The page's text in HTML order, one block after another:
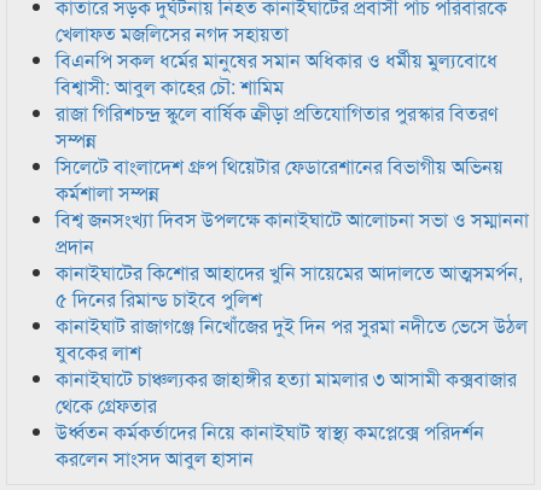
কাতারে সড়ক দুর্ঘটনায় নিহত কানাইঘাটের প্রবাসী পাঁচ পরিবারকে
খেলাফত মজলিসের নগদ সহায়তা
বিএনপি সকল ধর্মের মানুষের সমান অধিকার ও ধর্মীয় মুল্যবোধে
বিশ্বাসী: আবুল কাহের চৌ: শামিম
রাজা গিরিশচন্দ্র স্কুলে বার্ষিক ক্রীড়া প্রতিযোগিতার পুরস্কার বিতরণ
সম্পন্ন
সিলেটে বাংলাদেশ গ্রুপ থিয়েটার ফেডারেশানের বিভাগীয় অভিনয়
কর্মশালা সম্পন্ন
বিশ্ব জনসংখ্যা দিবস উপলক্ষে কানাইঘাটে আলোচনা সভা ও সম্মাননা
প্রদান
কানাইঘাটের কিশোর আহাদের খুনি সায়েমের আদালতে আত্মসমর্পন,
৫ দিনের রিমান্ড চাইবে পুলিশ
কানাইঘাট রাজাগঞ্জে নিখোঁজের দুই দিন পর সুরমা নদীতে ভেসে উঠল
যুবকের লাশ
কানাইঘাটে চাঞ্চল্যকর জাহাঙ্গীর হত্যা মামলার ৩ আসামী কক্সবাজার
থেকে গ্রেফতার
উর্ধ্বতন কর্মকর্তাদের নিয়ে কানাইঘাট স্বাস্থ্য কমপ্লেক্সে পরিদর্শন
করলেন সাংসদ আবুল হাসান